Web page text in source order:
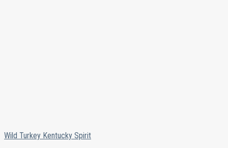
Wild Turkey Kentucky Spirit